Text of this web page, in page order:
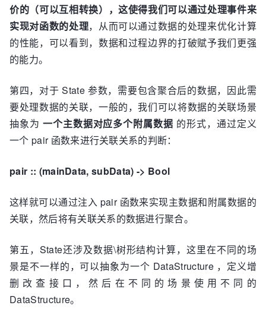
价的（可以互相转换），这使得我们可以通过处理事件来
实现对函数的处理，从而可以通过数据的处理来优化计算
的性能，可以看到，数据和过程边界的打破赋予我们更强
的能力。
第四，对于 State 参数，需要包含聚合后的数据，因此需
要处理数据的关联，一般的，我们可以将数据的关联场景
抽象为 一个主数据对应多个附属数据 的形式，通过定义
一个 pair 函数来进行关联关系的判断：
pair :: (mainData, subData) -> Bool
这样就可以通过注入 pair 函数来实现主数据和附属数据的
关联，然后将有关联关系的数据进行聚合。
第五，State还涉及数据\树形结构计算，这里在不同的场
景是不一样的，可以抽象为一个 DataStructure ，定义增
删改查接口，然后在不同的场景使用不同的
DataStructure。